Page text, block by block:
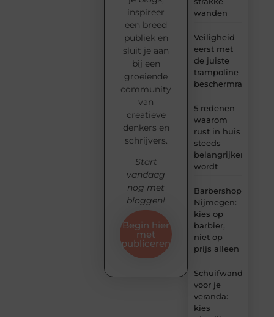
wanden
Veiligheid
eerst met
de juiste
trampoline
beschermrand
5 redenen
waarom
rust in huis
steeds
belangrijker
wordt
Barbershop
Nijmegen:
kies op
barbier,
niet op
prijs alleen
Schuifwand
voor je
veranda:
kies
inspireer
een breed
publiek en
sluit je aan
bij een
groeiende
community
van
creatieve
denkers en
schrijvers.
Start
vandaag
nog met
bloggen!
Begin hier
met
publiceren